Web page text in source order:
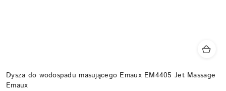
Dysza do wodospadu masującego Emaux EM4405 Jet Massage
Emaux